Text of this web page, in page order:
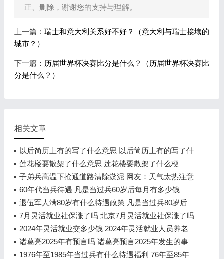
正、删除，谢谢您的支持与理解。
上一篇： 瑞士和意大利关系好不好？（意大利与瑞士接壤的
城市？）
下一篇： 历届世界杯决赛比分是什么？（历届世界杯决赛比
分是什么？）
相关文章
以后简历上有的写了什么意思 以后简历上有的写了什
么情况
莲花楼要散架了什么意思 莲花楼要散架了什么梗
子弟兵高温下抢通道路清除淤泥 网友：天气太热注意
防暑也注意安全
60年代当兵待遇 凡是当过兵60岁后每月有多少钱
退伍军人满80岁有什么待遇政策 凡是当过兵80岁后
每月有多少钱
7月灵活就业社保涨了吗 北京7月灵活就业社保涨了吗
2024年灵活就业交多少钱 2024年灵活就业人员养老
金政策是什么
诸葛亮2025年有预言吗 诸葛亮预言2025年发生的事
是什么
1976年至1985年当过兵有什么待遇福利 76年至85年